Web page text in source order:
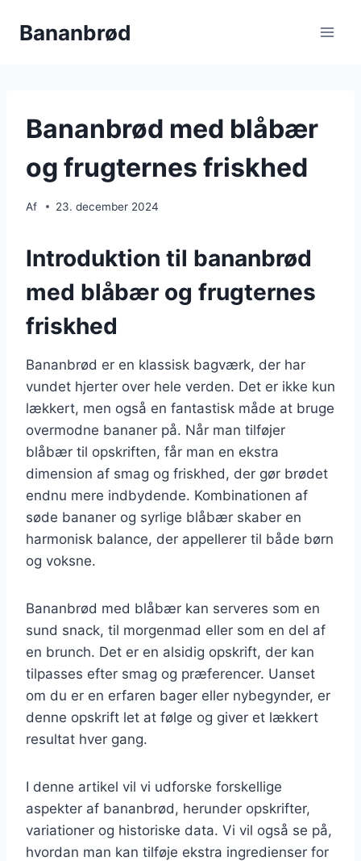
Bananbrød
Bananbrød med blåbær
og frugternes friskhed
Af 23. december 2024
Introduktion til bananbrød
med blåbær og frugternes
friskhed
Bananbrød er en klassisk bagværk, der har
vundet hjerter over hele verden. Det er ikke kun
lækkert, men også en fantastisk måde at bruge
overmodne bananer på. Når man tilføjer
blåbær til opskriften, får man en ekstra
dimension af smag og friskhed, der gør brødet
endnu mere indbydende. Kombinationen af
søde bananer og syrlige blåbær skaber en
harmonisk balance, der appellerer til både børn
og voksne.
Bananbrød med blåbær kan serveres som en
sund snack, til morgenmad eller som en del af
en brunch. Det er en alsidig opskrift, der kan
tilpasses efter smag og præferencer. Uanset
om du er en erfaren bager eller nybegynder, er
denne opskrift let at følge og giver et lækkert
resultat hver gang.
I denne artikel vil vi udforske forskellige
aspekter af bananbrød, herunder opskrifter,
variationer og historiske data. Vi vil også se på,
hvordan man kan tilføje ekstra ingredienser for